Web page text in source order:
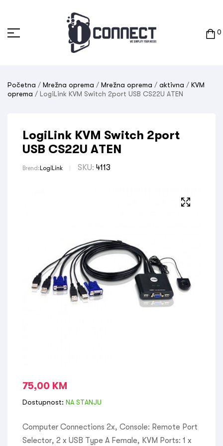
0
Početna / Mrežna oprema / Mrežna oprema / aktivna / KVM
oprema / LogiLink KVM Switch 2port USB CS22U ATEN
LogiLink KVM Switch 2port
USB CS22U ATEN
Brend: LogiLink SKU: 4113
75,00 KM
Dostupnost: NA STANJU
Computer Connections 2x, Console: Remote Port
Selector, 2 x USB Type A Female, KVM Ports: 1 x